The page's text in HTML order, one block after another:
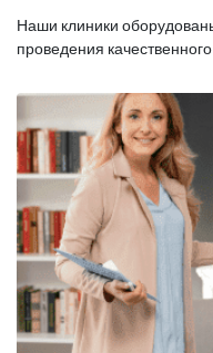
Наши клиники
проведения